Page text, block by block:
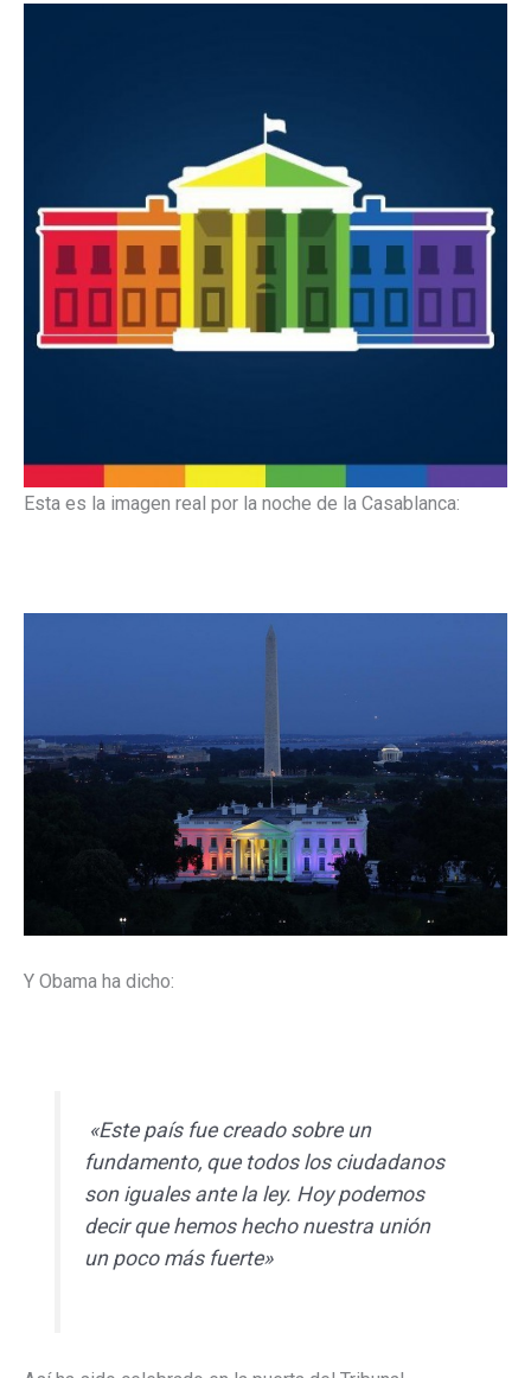
Esta es la imagen real por la noche de la Casablanca:
Y Obama ha dicho:
«Este país fue creado sobre un
fundamento, que todos los ciudadanos
son iguales ante la ley. Hoy podemos
decir que hemos hecho nuestra unión
un poco más fuerte»